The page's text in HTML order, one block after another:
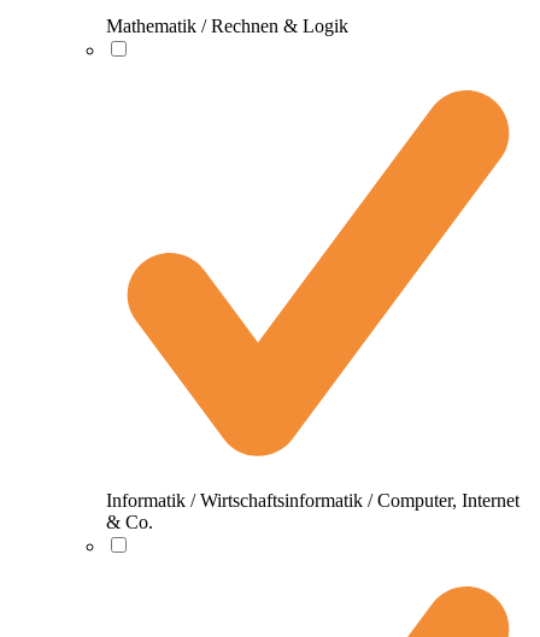
Mathematik / Rechnen & Logik
Informatik / Wirtschaftsinformatik / Computer, Internet
& Co.